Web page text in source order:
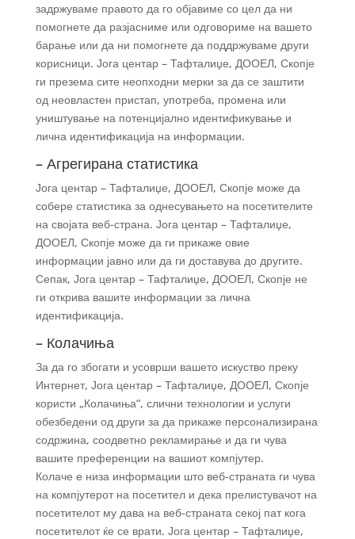
задржуваме правото да го објавиме со цел да ни
помогнете да разјасниме или одговориме на вашето
барање или да ни помогнете да поддржуваме други
корисници. Јога центар – Тафталиџе, ДООЕЛ, Скопје
ги презема сите неопходни мерки за да се заштити
од неовластен пристап, употреба, промена или
уништување на потенцијално идентификување и
лична идентификација на информации.
– Агрегирана статистика
Јога центар – Тафталиџе, ДООЕЛ, Скопје може да
собере статистика за однесувањето на посетителите
на својата веб-страна. Јога центар – Тафталиџе,
ДООЕЛ, Скопје може да ги прикаже овие
информации јавно или да ги доставува до другите.
Сепак, Јога центар – Тафталиџе, ДООЕЛ, Скопје не
ги открива вашите информации за лична
идентификација.
– Колачиња
За да го збогати и усоврши вашето искуство преку
Интернет, Јога центар – Тафталиџе, ДООЕЛ, Скопје
користи „Колачиња“, слични технологии и услуги
обезбедени од други за да прикаже персонализирана
содржина, соодветно рекламирање и да ги чува
вашите преференции на вашиот компјутер.
Колаче е низа информации што веб-страната ги чува
на компјутерот на посетител и дека прелистувачот на
посетителот му дава на веб-страната секој пат кога
посетителот ќе се врати. Јога центар – Тафталиџе,